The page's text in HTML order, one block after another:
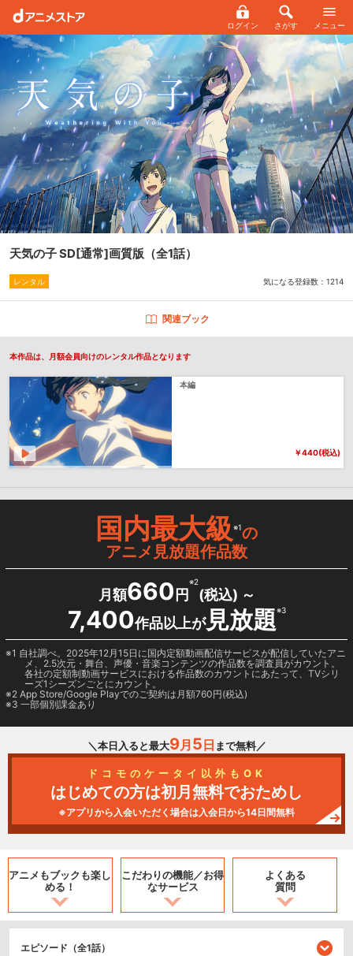
ログイン さがす メニュー
天気の子 SD[通常]画質版 （全1話）
レンタル 気になる登録数： 1214
関連ブック
本作品は、月額会員向けのレンタル作品となります
本編
￥440(税込)
国内最大級※1の
アニメ見放題作品数
月額660 円
※2
(税込) ～
7,400作品以上が見放題※3
1 自社調べ。2025年12月15日に国内定額動画配信サービスが配信していたアニ
メ、2.5次元・舞台、声優・音楽コンテンツの作品数を調査員がカウント。
各社の定額制動画サービスにおける作品数のカウントにあたって、TVシリ
ーズ1シーズンごとにカウント。
2 App Store/Google Playでのご契約は月額760円(税込)
3 一部個別課金あり
＼本日入ると最大9月 5 日 まで無料／
ドコモのケータイ以外もOK
はじめての方は初月無料でおためし
※アプリから入会いただく場合は入会日から14日間無料
アニメもブックも楽し
める！
こだわりの機能／お得
なサービス
よくある
質問
エピソード（全1話）